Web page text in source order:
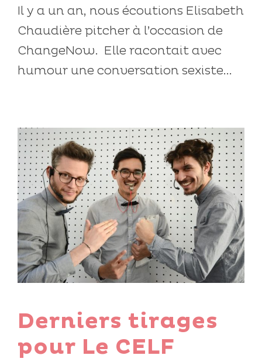
Il y a un an, nous écoutions Elisabeth
Chaudière pitcher à l’occasion de
ChangeNow. Elle racontait avec
humour une conversation sexiste...
Derniers tirages
pour Le CELF